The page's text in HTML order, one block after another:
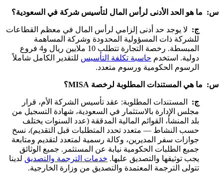
س: ما هو الحد الأدنى لرأس المال لتأسيس شركة في السعودية؟
ج: لا يوجد حد أدنى إلزامي لرأس المال في معظم القطاعات
للشركة ذات المسؤولية المحدودة وشركة المساهمة
المبسطة. رخصة التجارة تتطلب 10 ملايين ريال و4 فروع
دولية. استخدم حاسبة تكلفة التأسيس للتقدير الكامل شاملاً
الرسوم الحكومية ورسوم متعدد.
س: ما هي المستندات المطلوبة لرخصة MISA؟
ج:
المستندات المطلوبة: عقد تأسيس الشركة الأم، قرار
مجلس الإدارة بالاستثمار في السعودية، شهادة التسجيل من
بلد المنشأ، القوائم المالية المدققة (عدد السنوات يختلف
حسب النشاط — متعدد تحدد المتطلبات قبل التقديم)، نسخ
جوازات سفر المديرين، وكالة رسمية لمتعدد لتقديم ومتابعة
جميع الطلبات الحكومية نيابة عن المستثمر. جميع الوثائق
يجب توثيقها والتصديق عليها. خدمات الترجمة والتصديق لدينا
تتولى الترجمة المعتمدة والتصديق من وزارة الخارجية.